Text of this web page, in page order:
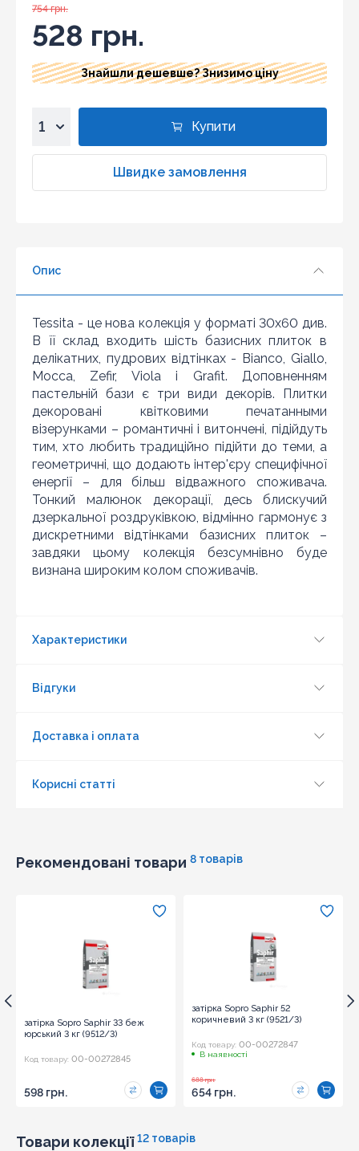
754 грн.
528 грн.
Знайшли дешевше? Знизимо ціну
3
7
8
9
10
Купити
Швидке замовлення
Опис
Tessita - це нова колекція у форматі 30x60 див.
В її склад входить шість базисних плиток в
делікатних, пудрових відтінках - Bianco, Giallo,
Mocca, Zefir, Viola і Grafit. Доповненням
пастельній бази є три види декорів. Плитки
декоровані квітковими печатанными
візерунками – романтичні і витончені, підійдуть
тим, хто любить традиційно підійти до теми, а
геометричні, що додають інтер'єру специфічної
енергії – для більш відважного споживача.
Тонкий малюнок декорації, десь блискучий
дзеркальної роздруківкою, відмінно гармонує з
дискретними відтінками базисних плиток –
завдяки цьому колекція безсумнівно буде
визнана широким колом споживачів.
Характеристики
Відгуки
Доставка і оплата
Корисні статті
Рекомендовані товари 8 товарів
затірка Sopro Saphir 33 беж
юрський 3 кг (9512/3)
Код товару: 00-00272845
598 грн.
затірка Sopro Saphir 52
коричневий 3 кг (9521/3)
Код товару: 00-00272847
В наявності
688 грн.
654 грн.
Товари колекції 12 товарів
Шановні клієнти нашого магазину! Якщо ви блукаючи
по інтернету знайшли ціну потрібного Вам товару
дешевше ніж у нас ... дайте нам знати, і ми будемо
раді запропонувати вигіднішу для Вас ціну (за умови,
що товар даної моделі повинен бути у конкурента в
наявності і ціна на даний товар в іншому інтернет-
магазині актуальна і діюча)